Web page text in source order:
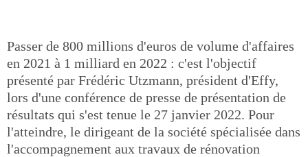
Passer de 800 millions d'euros de volume d'affaires
en 2021 à 1 milliard en 2022 : c'est l'objectif
présenté par Frédéric Utzmann, président d'Effy,
lors d'une conférence de presse de présentation de
résultats qui s'est tenue le 27 janvier 2022. Pour
l'atteindre, le dirigeant de la société spécialisée dans
l'accompagnement aux travaux de rénovation